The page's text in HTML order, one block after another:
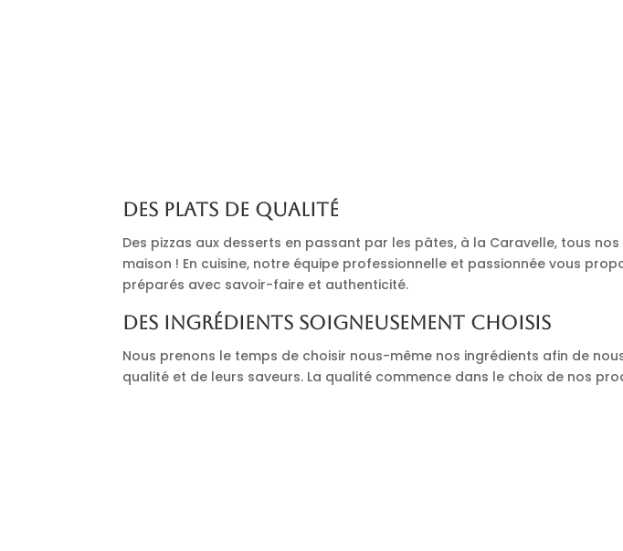
Des plats de qualité
Des pizzas aux desserts en passant par les pâtes, à la Caravelle, tous
maison ! En cuisine, notre équipe professionnelle et passionnée vous
préparés avec savoir-faire et authenticité.
Des ingrédients soigneusement choisis
Nous prenons le temps de choisir nous-même nos ingrédients afin de
qualité et de leurs saveurs. La qualité commence dans le choix de nos